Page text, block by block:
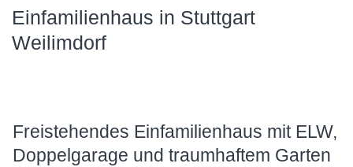
Einfamilienhaus in Stuttgart
Weilimdorf
Freistehendes Einfamilienhaus mit ELW,
Doppelgarage und traumhaftem Garten